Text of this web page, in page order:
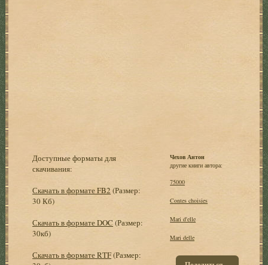
Доступные форматы для
скачивания:
Скачать в формате FB2 (Размер:
30 Кб)
Скачать в формате DOC (Размер:
30кб)
Скачать в формате RTF(Размер:
Чехов Антон
другие книги автора:
75000
Contes choisies
Mari d'elle
Mari delle